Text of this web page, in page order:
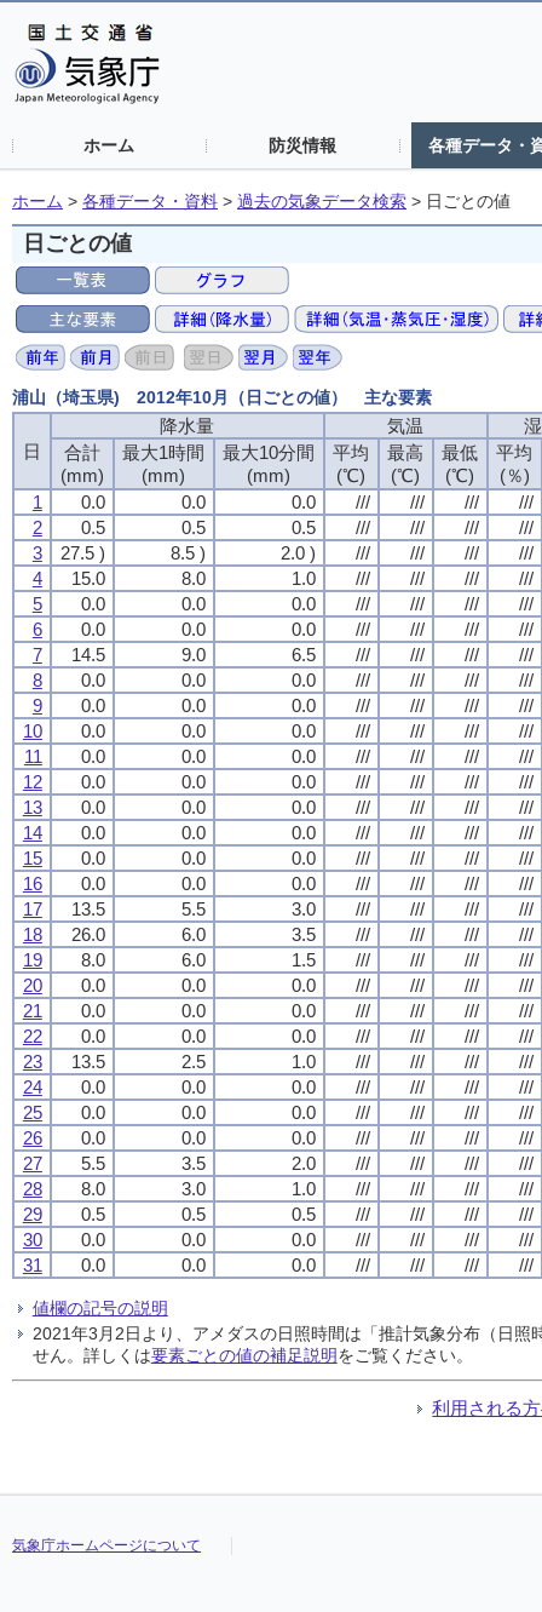
ホーム 防災情報 各種データ・
ホーム > 各種データ・資料 > 過去の気象データ検索 > 日ごとの値
日ごとの値
浦山（埼玉県) 2012年10月（日ごとの値） 主な要素
日
降水量 気温
合計
(mm)
最大1時間
(mm)
最大10分間
(mm)
平均
(℃)
最高
(℃)
最低
(℃)
平均
(％)
1
0.0 0.0 0.0 /// /// ///
///
2
0.5 0.5 0.5 /// /// ///
///
3
27.5 ) 8.5 ) 2.0 ) /// /// ///
///
4
15.0 8.0 1.0 /// /// ///
///
5
0.0 0.0 0.0 /// /// ///
///
6
0.0 0.0 0.0 /// /// ///
///
7
14.5 9.0 6.5 /// /// ///
///
8
0.0 0.0 0.0 /// /// ///
///
9
0.0 0.0 0.0 /// /// ///
///
10
0.0 0.0 0.0 /// /// ///
///
11
0.0 0.0 0.0 /// /// ///
///
12
0.0 0.0 0.0 /// /// ///
///
13
0.0 0.0 0.0 /// /// ///
///
14
0.0 0.0 0.0 /// /// ///
///
15
0.0 0.0 0.0 /// /// ///
///
16
0.0 0.0 0.0 /// /// ///
///
17
13.5 5.5 3.0 /// /// ///
///
18
26.0 6.0 3.5 /// /// ///
///
19
8.0 6.0 1.5 /// /// ///
///
20
0.0 0.0 0.0 /// /// ///
///
21
0.0 0.0 0.0 /// /// ///
///
22
0.0 0.0 0.0 /// /// ///
///
23
13.5 2.5 1.0 /// /// ///
///
24
0.0 0.0 0.0 /// /// ///
///
25
0.0 0.0 0.0 /// /// ///
///
26
0.0 0.0 0.0 /// /// ///
///
27
5.5 3.5 2.0 /// /// ///
///
28
8.0 3.0 1.0 /// /// ///
///
29
0.5 0.5 0.5 /// /// ///
///
30
0.0 0.0 0.0 /// /// ///
///
31
0.0 0.0 0.0 /// /// /// ///
値欄の記号の説明
2021年3月2日より、アメダスの日照時間は「推計気象分布（日
せん。詳しくは要素ごとの値の補足説明をご覧ください。
利用される
気象庁ホームページについて